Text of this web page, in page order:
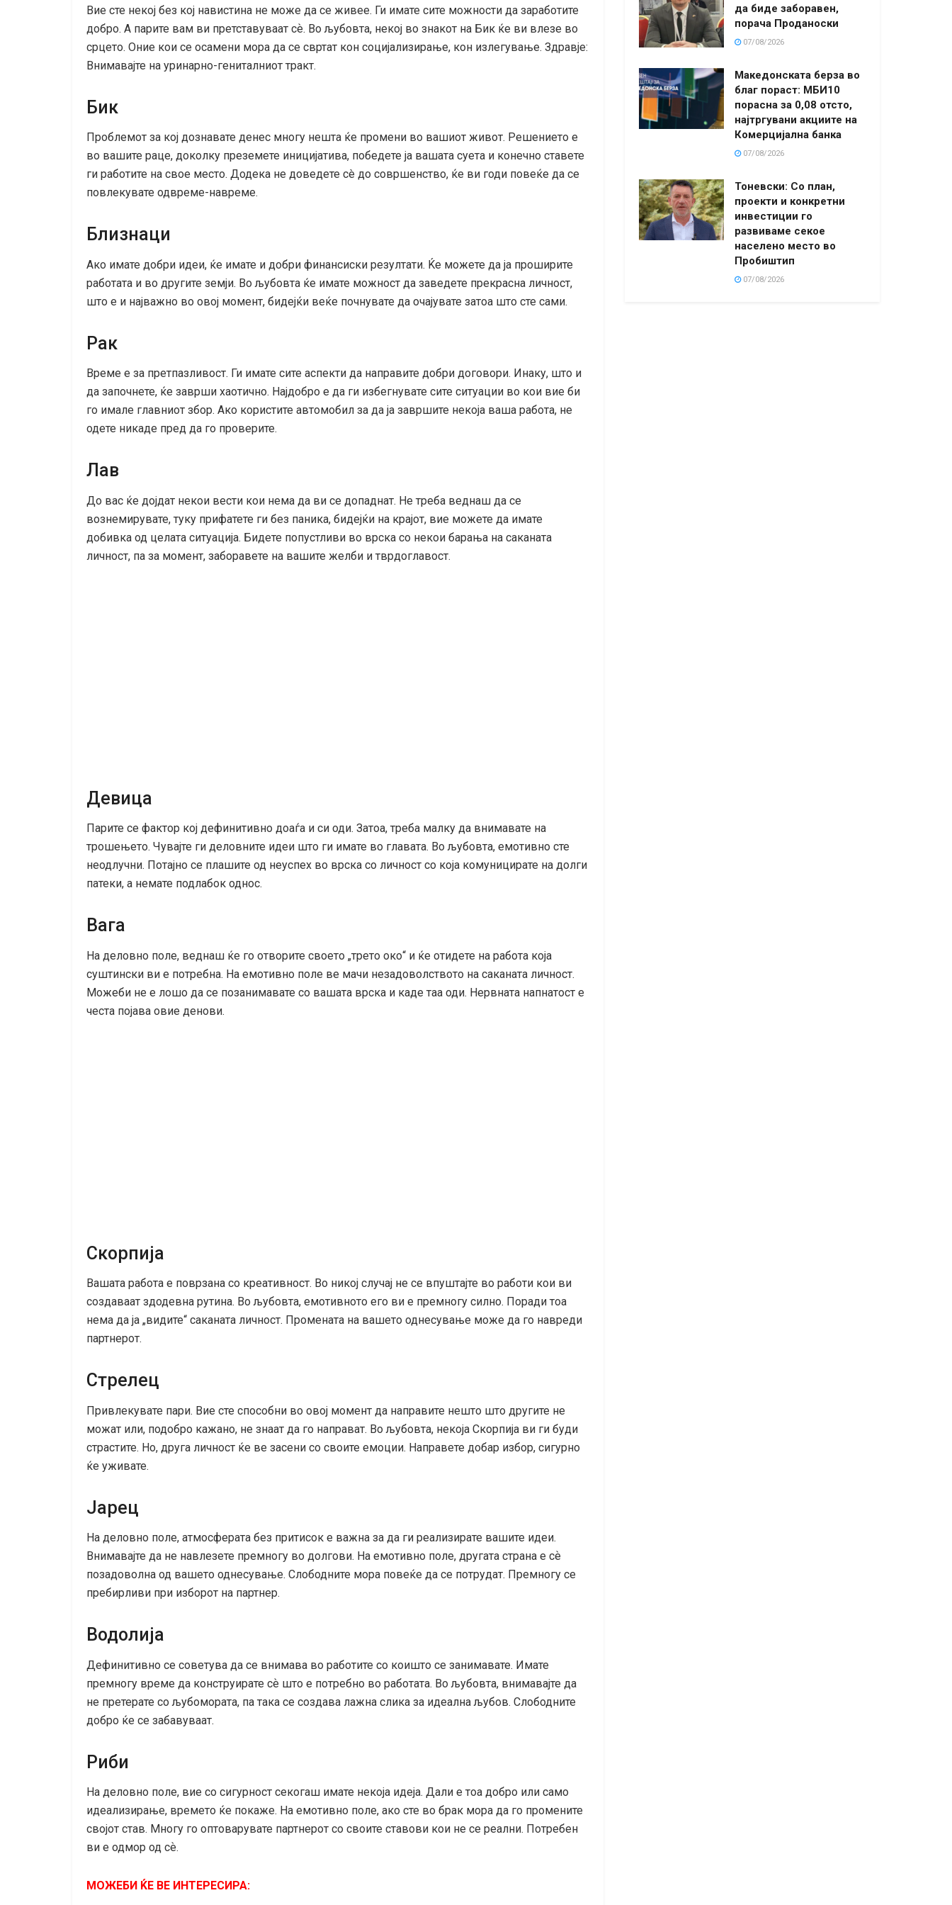
Вие сте некој без кој навистина не може да се живее. Ги имате сите можности да заработите
добро. А парите вам ви претставуваат сѐ. Во љубовта, некој во знакот на Бик ќе ви влезе во
срцето. Оние кои се осамени мора да се свртат кон социјализирање, кон излегување. Здравје:
Внимавајте на уринарно-гениталниот тракт.
Бик
Проблемот за кој дознавате денес многу нешта ќе промени во вашиот живот. Решението е
во вашите раце, доколку преземете иницијатива, победете ја вашата суета и конечно ставете
ги работите на свое место. Додека не доведете сè до совршенство, ќе ви годи повеќе да се
повлекувате одвреме-навреме.
Близнаци
Ако имате добри идеи, ќе имате и добри финансиски резултати. Ќе можете да ја проширите
работата и во другите земји. Во љубовта ќе имате можност да заведете прекрасна личност,
што е и најважно во овој момент, бидејќи веќе почнувате да очајувате затоа што сте сами.
Рак
Време е за претпазливост. Ги имате сите аспекти да направите добри договори. Инаку, што и
да започнете, ќе заврши хаотично. Најдобро е да ги избегнувате сите ситуации во кои вие би
го имале главниот збор. Ако користите автомобил за да ја завршите некоја ваша работа, не
одете никаде пред да го проверите.
Лав
До вас ќе дојдат некои вести кои нема да ви се допаднат. Не треба веднаш да се
вознемирувате, туку прифатете ги без паника, бидејќи на крајот, вие можете да имате
добивка од целата ситуација. Бидете попустливи во врска со некои барања на саканата
личност, па за момент, заборавете на вашите желби и тврдоглавост.
Девица
Парите се фактор кој дефинитивно доаѓа и си оди. Затоа, треба малку да внимавате на
трошењето. Чувајте ги деловните идеи што ги имате во главата. Во љубовта, емотивно сте
неодлучни. Потајно се плашите од неуспех во врска со личност со која комуницирате на долги
патеки, а немате подлабок однос.
Вага
На деловно поле, веднаш ќе го отворите своето „трето око“ и ќе отидете на работа која
суштински ви е потребна. На емотивно поле ве мачи незадоволството на саканата личност.
Можеби не е лошо да се позанимавате со вашата врска и каде таа оди. Нервната напнатост е
честа појава овие денови.
Скорпија
Вашата работа е поврзана со креативност. Во никој случај не се впуштајте во работи кои ви
создаваат здодевна рутина. Во љубовта, емотивното его ви е премногу силно. Поради тоа
нема да ја „видите“ саканата личност. Промената на вашето однесување може да го навреди
партнерот.
Стрелец
Привлекувате пари. Вие сте способни во овој момент да направите нешто што другите не
можат или, подобро кажано, не знаат да го направат. Во љубовта, некоја Скорпија ви ги буди
страстите. Но, друга личност ќе ве засени со своите емоции. Направете добар избор, сигурно
ќе уживате.
Јарец
На деловно поле, атмосферата без притисок е важна за да ги реализирате вашите идеи.
Внимавајте да не навлезете премногу во долгови. На емотивно поле, другата страна е сѐ
позадоволна од вашето однесување. Слободните мора повеќе да се потрудат. Премногу се
пребирливи при изборот на партнер.
Водолија
Дефинитивно се советува да се внимава во работите со коишто се занимавате. Имате
премногу време да конструирате сѐ што е потребно во работата. Во љубовта, внимавајте да
не претерате со љубомората, па така се создава лажна слика за идеална љубов. Слободните
добро ќе се забавуваат.
Риби
На деловно поле, вие со сигурност секогаш имате некоја идеја. Дали е тоа добро или само
идеализирање, времето ќе покаже. На емотивно поле, ако сте во брак мора да го промените
својот став. Многу го оптоварувате партнерот со своите ставови кои не се реални. Потребен
ви е одмор од сѐ.
МОЖЕБИ ЌЕ ВЕ ИНТЕРЕСИРА:
да биде заборавен,
порача Проданоски
07/08/2026
Македонската берза во
благ пораст: МБИ10
порасна за 0,08 отсто,
најтргувани акциите на
Комерцијална банка
07/08/2026
Тоневски: Со план,
проекти и конкретни
инвестиции го
развиваме секое
населено место во
Пробиштип
07/08/2026